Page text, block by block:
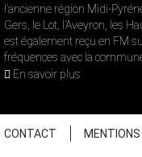
l’ancienne région Midi-
Gers, le Lot, l’Aveyron, les
est également reçu en FM
fréquences avec la
En savoir plus
CONTACT MENTIONS